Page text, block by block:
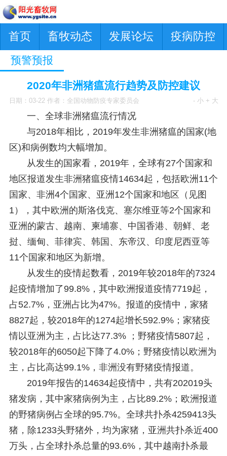
首页 畜牧动态 发展论坛 疫病防控
预警预报
2020年非洲猪瘟流行趋势及防控建议
日期：03-22 作者：全国动物防疫专家委员会 - 小 + 大
一、全球非洲猪瘟流行情况
与2018年相比，2019年发生非洲猪瘟的国家(地
区)和病例数均大幅增加。
从发生的国家看，2019年，全球有27个国家和
地区报道发生非洲猪瘟疫情14634起，包括欧洲11个
国家、非洲4个国家、亚洲12个国家和地区（见图
1），其中欧洲的斯洛伐克、塞尔维亚等2个国家和
亚洲的蒙古、越南、柬埔寨、中国香港、朝鲜、老
挝、缅甸、菲律宾、韩国、东帝汉、印度尼西亚等
11个国家和地区为新增。
从发生的疫情起数看，2019年较2018年的7324
起疫情增加了99.8%，其中欧洲报道疫情7719起，
占52.7%，亚洲占比为47%。报道的疫情中，家猪
8827起，较2018年的1274起增长592.9%；家猪疫
情以亚洲为主，占比达77.3% ；野猪疫情5807起，
较2018年的6050起下降了4.0%；野猪疫情以欧洲为
主，占比高达99.1%，非洲没有野猪疫情报道。
2019年报告的14634起疫情中，共有202019头
猪发病，其中家猪病例为主，占比89.2%；欧洲报道
的野猪病例占全球的95.7%。全球共扑杀4259413头
猪，除1233头野猪外，均为家猪，亚洲共扑杀近400
万头，占全球扑杀总量的93.6%，其中越南扑杀最